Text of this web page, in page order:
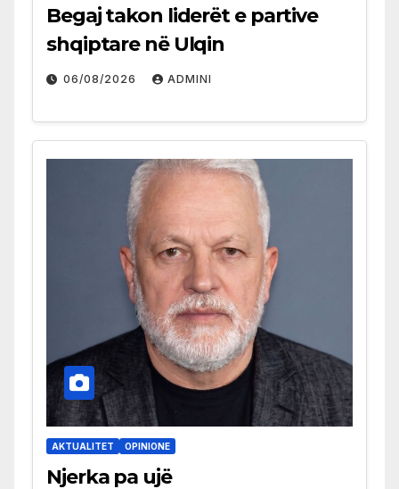
Begaj takon liderët e partive
shqiptare në Ulqin
06/08/2026 ADMINI
AKTUALITET OPINIONE
Njerka pa ujë